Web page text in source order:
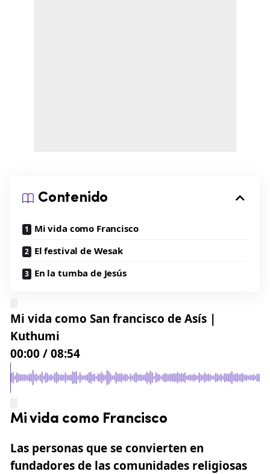
Contenido
Mi vida como Francisco
El festival de Wesak
En la tumba de Jesús
Mi vida como San francisco de Asís |
Kuthumi
00:00 /08:54
Mi vida como Francisco
Las personas que se convierten en
fundadores de las comunidades religiosas